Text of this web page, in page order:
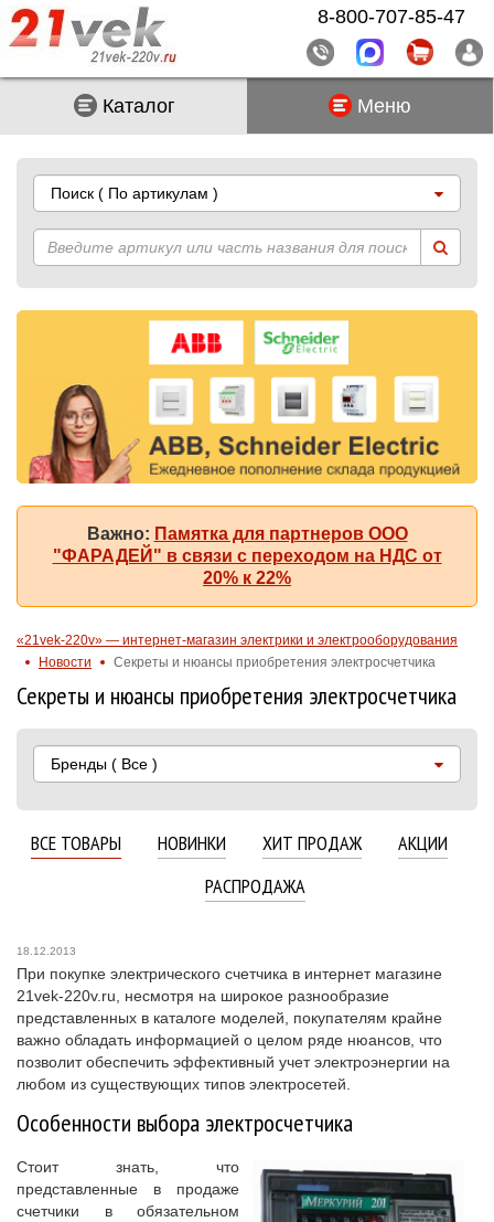
Каталог Меню
Поиск ( По артикулам )
Важно: Памятка для партнеров ООО
"ФАРАДЕЙ" в связи с переходом на НДС от
20% к 22%
«21vek-220v» — интернет-магазин электрики и электрооборудования
Новости
Секреты и нюансы приобретения электросчетчика
Секреты и нюансы приобретения электросчетчика
Бренды ( Все )
ВСЕ ТОВАРЫ НОВИНКИ ХИТ ПРОДАЖ
АКЦИИ
РАСПРОДАЖА
18.12.2013
При покупке электрического счетчика в интернет магазине
21vek-220v.ru, несмотря на широкое разнообразие
представленных в каталоге моделей, покупателям крайне
важно обладать информацией о целом ряде нюансов, что
позволит обеспечить эффективный учет электроэнергии на
любом из существующих типов электросетей.
Особенности выбора электросчетчика
Стоит знать, что
представленные в продаже
счетчики в обязательном
8-800-707-85-47